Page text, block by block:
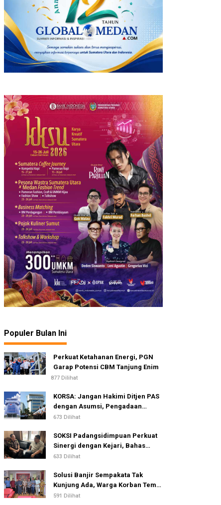
Populer Bulan Ini
Perkuat Ketahanan Energi, PGN
Garap Potensi CBM Tanjung Enim
877 Dilihat
KORSA: Jangan Hakimi Ditjen PAS
dengan Asumsi, Pengadaan
Pengamanan Lapas Dinilai Telah
673 Dilihat
SOKSI Padangsidimpuan Perkuat
Sinergi dengan Kejari, Bahas
Advokasi Hukum & Perlindungan
633 Dilihat
Solusi Banjir Sempakata Tak
Kunjung Ada, Warga Korban Temui
Ketua DPRD Kota Medan
591 Dilihat